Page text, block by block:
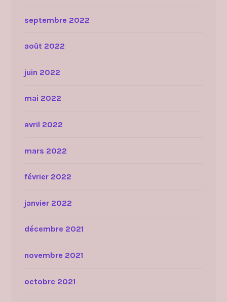
septembre 2022
août 2022
juin 2022
mai 2022
avril 2022
mars 2022
février 2022
janvier 2022
décembre 2021
novembre 2021
octobre 2021